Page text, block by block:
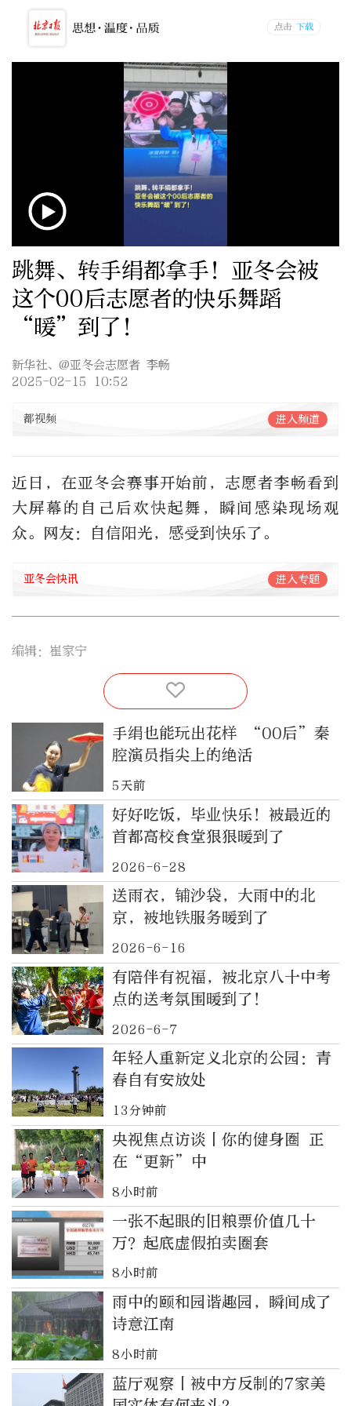
跳舞、转手绢都拿手！亚冬会被
这个00后志愿者的快乐舞蹈
“暖”到了！
新华社、@亚冬会志愿者 李畅
2025-02-15 10:52
都视频 进入频道
近日，在亚冬会赛事开始前，志愿者李畅看到
大屏幕的自己后欢快起舞，瞬间感染现场观
众。网友：自信阳光，感受到快乐了。
亚冬会快讯 进入专题
编辑：崔家宁
手绢也能玩出花样 “00后”秦
腔演员指尖上的绝活
5天前
好好吃饭，毕业快乐！被最近的
首都高校食堂狠狠暖到了
2026-6-28
送雨衣，铺沙袋，大雨中的北
京，被地铁服务暖到了
2026-6-16
有陪伴有祝福，被北京八十中考
点的送考氛围暖到了！
2026-6-7
年轻人重新定义北京的公园：青
春自有安放处
13分钟前
央视焦点访谈丨你的健身圈 正
在“更新”中
8小时前
一张不起眼的旧粮票价值几十
万？起底虚假拍卖圈套
8小时前
雨中的颐和园谐趣园，瞬间成了
诗意江南
8小时前
蓝厅观察丨被中方反制的7家美